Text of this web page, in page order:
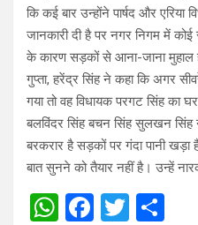
कि कई बार उन्होंने पार्षद और एरिया
जानकारी दी है पर नगर निगम में
के कारण सड़कों से आना-जाना मुहाल
गुप्ता, हरेंद्र सिंह ने कहा कि अगर
गया तो वह विधायक परगट सिंह का
बलविंदर सिंह बचन सिंह सुलखन सिंह
बरकरार है सड़कों पर गंदा पानी
बात सुनने को तैयार नहीं है। उन्हें
W F
T